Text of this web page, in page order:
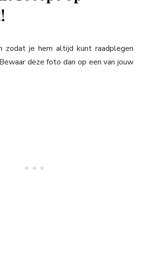
zodat je hem altijd kunt raadplegen
deze foto dan op een van jouw